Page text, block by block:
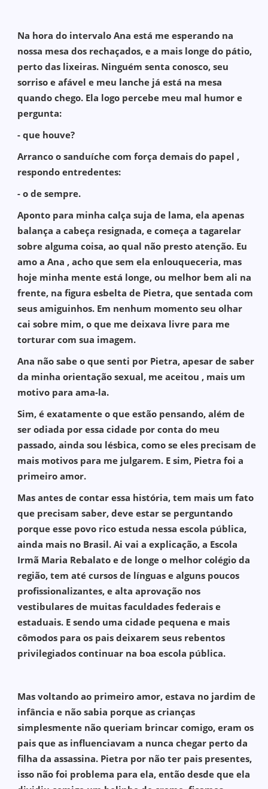
Na hora do intervalo Ana está me esperando na
nossa mesa dos rechaçados, e a mais longe do pátio,
perto das lixeiras. Ninguém senta conosco, seu
sorriso e afável e meu lanche já está na mesa
quando chego. Ela logo percebe meu mal humor e
pergunta:
- que houve?
Arranco o sanduíche com força demais do papel ,
respondo entredentes:
- o de sempre.
Aponto para minha calça suja de lama, ela apenas
balança a cabeça resignada, e começa a tagarelar
sobre alguma coisa, ao qual não presto atenção. Eu
amo a Ana , acho que sem ela enlouqueceria, mas
hoje minha mente está longe, ou melhor bem ali na
frente, na figura esbelta de Pietra, que sentada com
seus amiguinhos. Em nenhum momento seu olhar
cai sobre mim, o que me deixava livre para me
torturar com sua imagem.
Ana não sabe o que senti por Pietra, apesar de saber
da minha orientação sexual, me aceitou , mais um
motivo para ama-la.
Sim, é exatamente o que estão pensando, além de
ser odiada por essa cidade por conta do meu
passado, ainda sou lésbica, como se eles precisam de
mais motivos para me julgarem. E sim, Pietra foi a
primeiro amor.
Mas antes de contar essa história, tem mais um fato
que precisam saber, deve estar se perguntando
porque esse povo rico estuda nessa escola pública,
ainda mais no Brasil. Ai vai a explicação, a Escola
Irmã Maria Rebalato e de longe o melhor colégio da
região, tem até cursos de línguas e alguns poucos
profissionalizantes, e alta aprovação nos
vestibulares de muitas faculdades federais e
estaduais. E sendo uma cidade pequena e mais
cômodos para os pais deixarem seus rebentos
privilegiados continuar na boa escola pública.
Mas voltando ao primeiro amor, estava no jardim de
infância e não sabia porque as crianças
simplesmente não queriam brincar comigo, eram os
pais que as influenciavam a nunca chegar perto da
filha da assassina. Pietra por não ter pais presentes,
isso não foi problema para ela, então desde que ela